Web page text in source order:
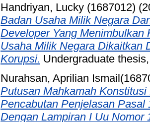
Handriyan, Lucky (1687012)
Badan Usaha Milik Negara
Developer Yang
Usaha Milik Negara Dikaitkan
Korupsi. Undergraduate
Nurahsan, Aprilian
Putusan Mahkamah
Pencabutan Penjelasan Pasal
Dengan Lampiran I Uu Nomor